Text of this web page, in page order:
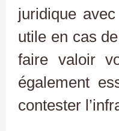
juridique
utile en cas
faire valoir
également
contester